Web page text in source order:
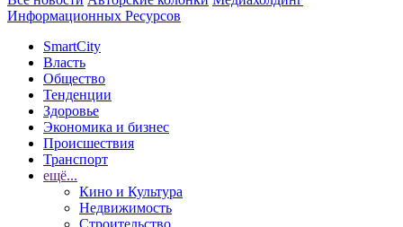
Информационных Ресурсов
SmartCity
Власть
Общество
Тенденции
Здоровье
Экономика и бизнес
Происшествия
Транспорт
ещё...
Кино и Культура
Недвижимость
Строительство